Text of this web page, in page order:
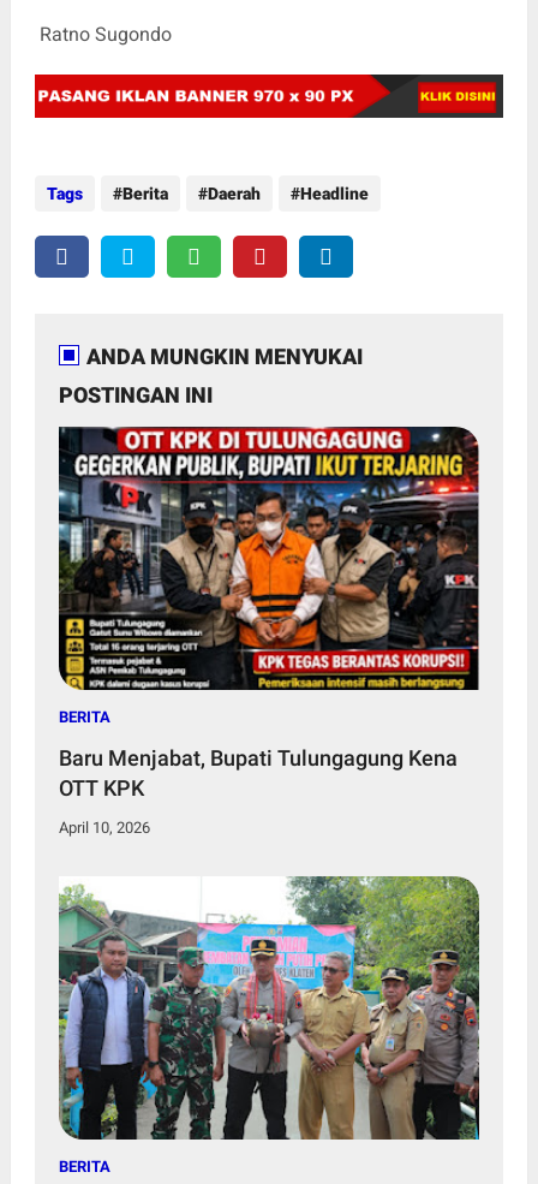
Ratno Sugondo
Tags Berita Daerah Headline
ANDA MUNGKIN MENYUKAI
POSTINGAN INI
BERITA
Baru Menjabat, Bupati Tulungagung Kena
OTT KPK
April 10, 2026
BERITA